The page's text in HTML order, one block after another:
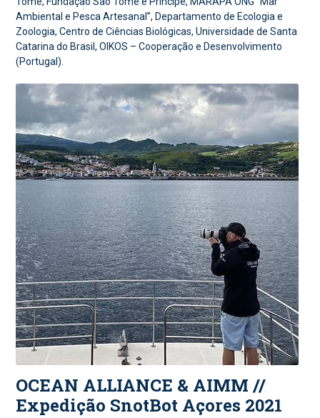
Ambiental e Pesca Artesanal”, Departamento de Ecologia e
Zoologia, Centro de Ciências Biológicas, Universidade de Santa
Catarina do Brasil, OIKOS – Cooperação e Desenvolvimento
(Portugal).
OCEAN ALLIANCE & AIMM //
Expedição SnotBot Açores 2021